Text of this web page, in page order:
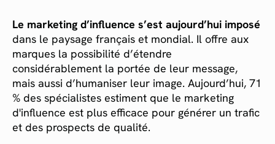
Le marketing d’influence s’est aujourd’hui imposé
dans le paysage français et mondial. Il offre aux
marques la possibilité d’étendre
considérablement la portée de leur message,
mais aussi d’humaniser leur image. Aujourd’hui, 71
% des spécialistes estiment que le marketing
d'influence est plus efficace pour générer un trafic
et des prospects de qualité.